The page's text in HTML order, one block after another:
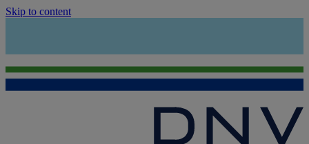
Skip to content